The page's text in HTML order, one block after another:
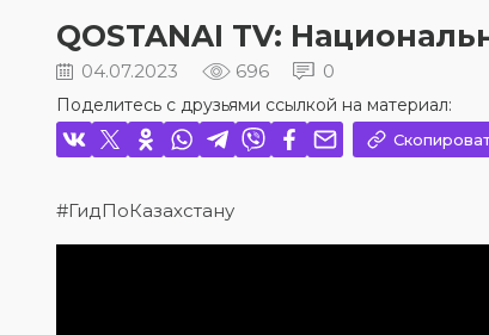
QOSTANAI TV:
04.07.2023 696 0
Поделитесь с друзьями ссылкой на материал:
#ГидПоКазахстану